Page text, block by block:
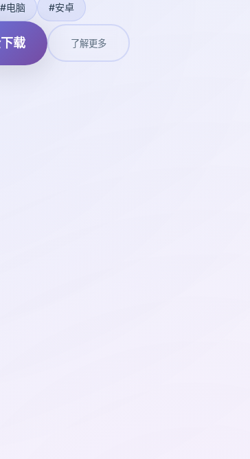
#电脑 #安卓
载 了解更多